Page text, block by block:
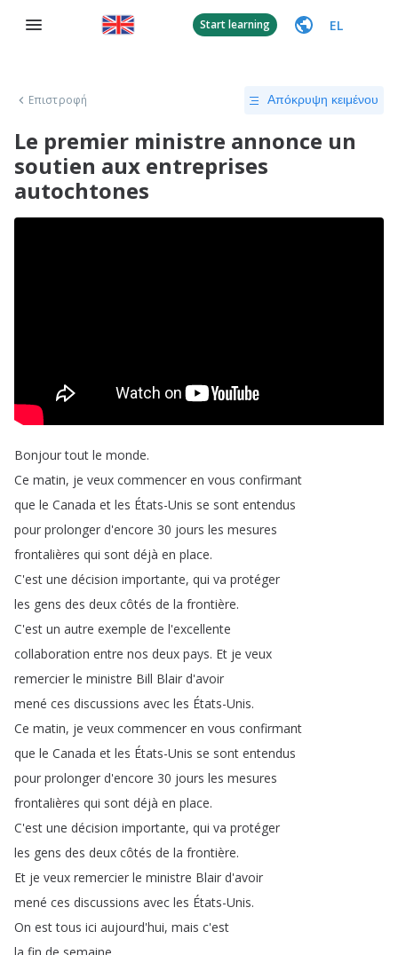
Start learning EL
Επιστροφή Απόκρυψη κειμένου
Le premier ministre annonce un
soutien aux entreprises
autochtones
Bonjour tout le monde.
Ce matin, je veux commencer en vous confirmant
que le Canada et les États-Unis se sont entendus
pour prolonger d'encore 30 jours les mesures
frontalières qui sont déjà en place.
C'est une décision importante, qui va protéger
les gens des deux côtés de la frontière.
C'est un autre exemple de l'excellente
collaboration entre nos deux pays. Et je veux
remercier le ministre Bill Blair d'avoir
mené ces discussions avec les États-Unis.
Ce matin, je veux commencer en vous confirmant
que le Canada et les États-Unis se sont entendus
pour prolonger d'encore 30 jours les mesures
frontalières qui sont déjà en place.
C'est une décision importante, qui va protéger
les gens des deux côtés de la frontière.
Et je veux remercier le ministre Blair d'avoir
mené ces discussions avec les États-Unis.
On est tous ici aujourd'hui, mais c'est